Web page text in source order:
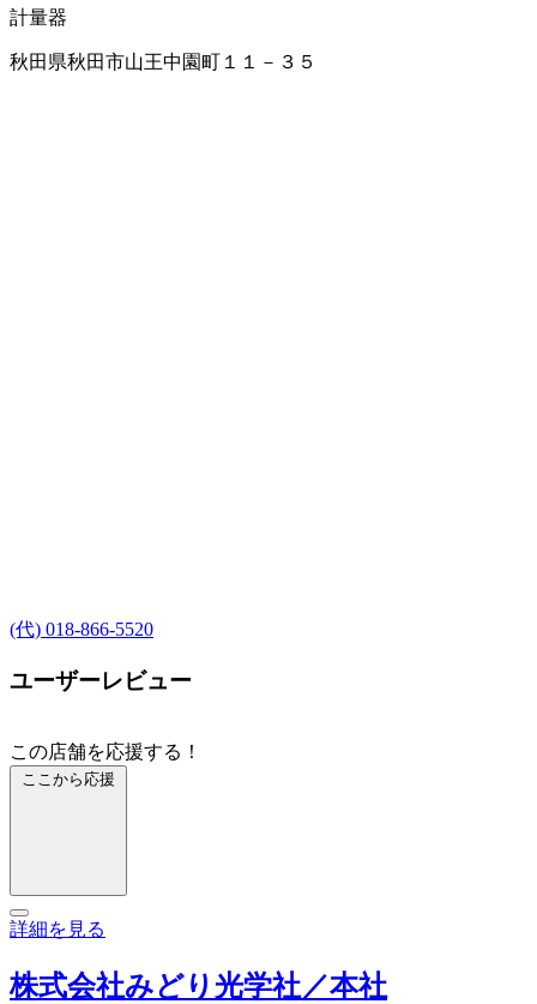
計量器
秋田県秋田市山王中園町１１－３５
(代) 018-866-5520
ユーザーレビュー
この店舗を応援する！
ここから応援
詳細を見る
株式会社みどり光学社／本社